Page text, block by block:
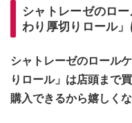
シャトレーゼのロ
わり厚切りロール」
シャトレーゼのロール
りロール」は店頭まで
購入できるから嬉しく